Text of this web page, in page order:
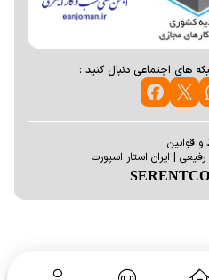
های اجتماعی دنبال کنید :
SERENTCO
| ایران استار اسپورت
و قوانین